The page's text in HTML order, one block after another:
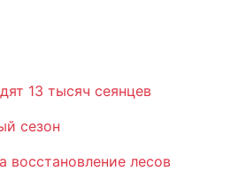
13 тысяч сеянцев
сезон
восстановление лесов